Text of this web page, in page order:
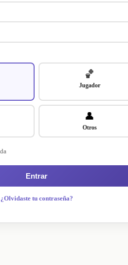
🏀
Jugador
👤
Otros
Entrar
¿Olvidaste tu contraseña?